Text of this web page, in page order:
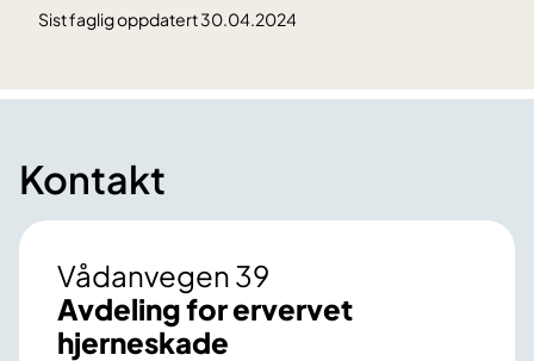
Sist faglig oppdatert 30.04.2024
Kontakt
Vådanvegen 39
Avdeling for ervervet
hjerneskade